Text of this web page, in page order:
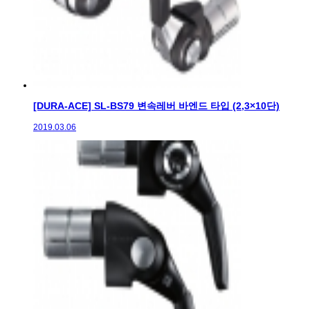
[DURA-ACE] SL-BS79 변속레버 바엔드 타입 (2,3×10단)
2019.03.06